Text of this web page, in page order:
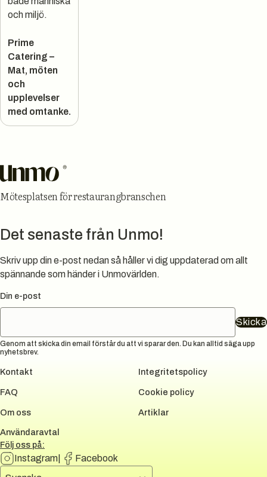
och miljö.
Prime
Catering –
Mat, möten
och
upplevelser
med omtanke.
Mötesplatsen för restaurangbranschen
Det senaste från Unmo!
Skriv upp din e-post nedan så håller vi dig uppdaterad om allt
spännande som händer i Unmovärlden.
Din e-post
Skicka
Genom att skicka din email förstår du att vi sparar den. Du kan alltid säga upp
nyhetsbrev.
Kontakt
FAQ
Om oss
Användaravtal
Integritetspolicy
Cookie policy
Artiklar
Följ oss på:
Instagram
Facebook
Välj språk